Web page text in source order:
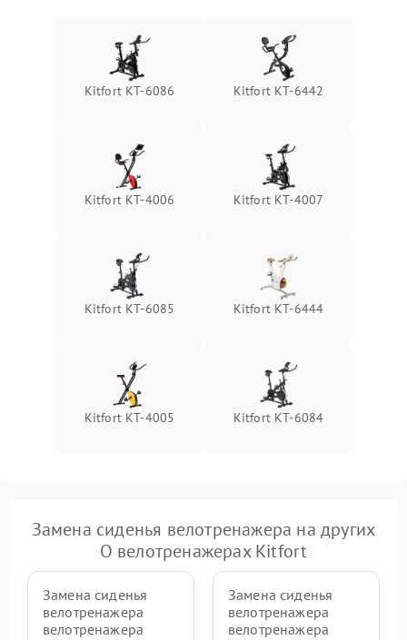
Kitfort КТ-6086 Kitfort КТ-6442
Kitfort КТ-4006 Kitfort КТ-4007
Kitfort КТ-6085 Kitfort КТ-6444
Kitfort КТ-4005 Kitfort КТ-6084
Замена сиденья велотренажера на других
О велотренажерах Kitfort
Замена сиденья
велотренажера
велотренажера
Замена сиденья
велотренажера
велотренажера